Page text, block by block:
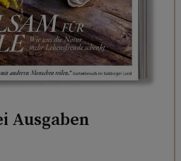
Ausgaben